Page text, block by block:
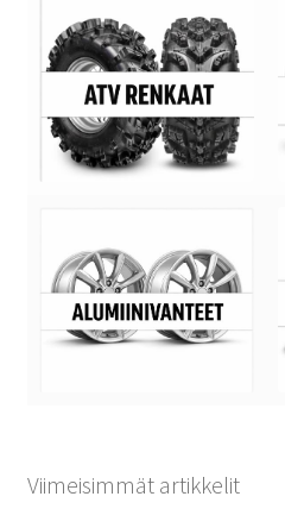
Viimeisimmät artikkelit